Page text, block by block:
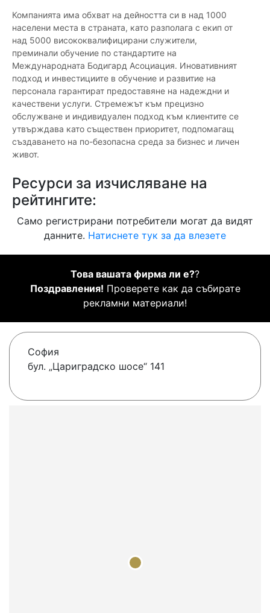
Компанията има обхват на дейността си в над 1000
населени места в страната, като разполага с екип от
над 5000 висококвалифицирани служители,
преминали обучение по стандартите на
Международната Бодигард Асоциация. Иновативният
подход и инвестициите в обучение и развитие на
персонала гарантират предоставяне на надеждни и
качествени услуги. Стремежът към прецизно
обслужване и индивидуален подход към клиентите се
утвърждава като съществен приоритет, подпомагащ
създаването на по-безопасна среда за бизнес и личен
живот.
Ресурси за изчисляване на
рейтингите:
Само регистрирани потребители могат да видят
данните. Натиснете тук за да влезете
Това вашата фирма ли е??
Поздравления! Проверете как да събирате
рекламни материали!
София
бул. „Цариградско шосе“ 141